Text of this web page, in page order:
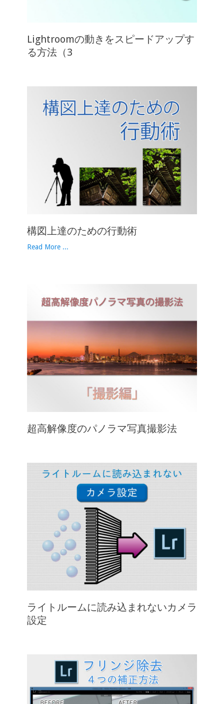
Lightroomの動きをスピードアップす
る方法（3
構図上達のための行動術
Read More ...
超高解像度のパノラマ写真撮影法
ライトルームに読み込まれないカメラ
設定